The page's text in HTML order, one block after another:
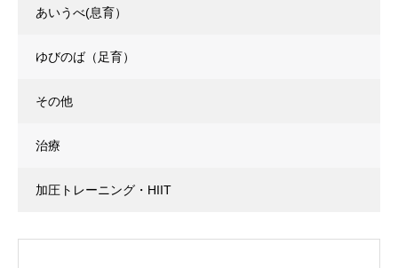
あいうべ(息育）
ゆびのば（足育）
その他
治療
加圧トレーニング・HIIT